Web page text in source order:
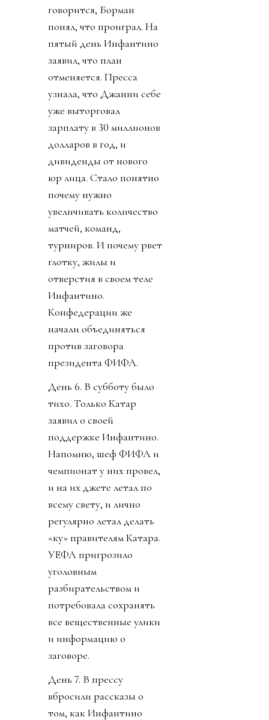
говорится, Борман
понял, что проиграл. На
пятый день Инфантино
заявил, что план
отменяется. Пресса
узнала, что Джанни себе
уже выторговал
зарплату в 30 миллионов
долларов в год, и
дивиденды от нового
юр лица. Стало понятно
почему нужно
увеличивать количество
матчей, команд,
турниров. И почему рвет
глотку, жилы и
отверстия в своем теле
Инфантино.
Конфедерации же
начали объединяться
против заговора
президента ФИФА.
День 6. В субботу было
тихо. Только Катар
заявил о своей
поддержке Инфантино.
Напомню, шеф ФИФА и
чемпионат у них провел,
и на их джете летал по
всему свету, и лично
регулярно летал делать
«ку» правителям Катара.
УЕФА пригрозило
уголовным
разбирательством и
потребовала сохранять
все вещественные улики
и информацию о
заговоре.
День 7. В прессу
вбросили рассказы о
том, как Инфантино